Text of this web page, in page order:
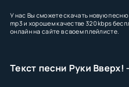
У нас Вы сможете скачать новую
mp3 и хорошем качестве 320 kbps
онлайн на сайте в своем плейлисте.
Текст песни Руки Вверх!